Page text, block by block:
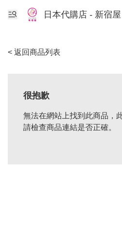
日本代購店 - 新宿屋
< 返回商品列表
很抱歉
無法在網站上找到此商品，
請檢查商品連結是否正確。